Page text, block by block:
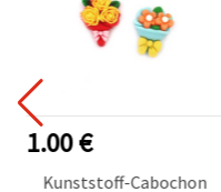
1.00 €
Kunststoff-Cabochon